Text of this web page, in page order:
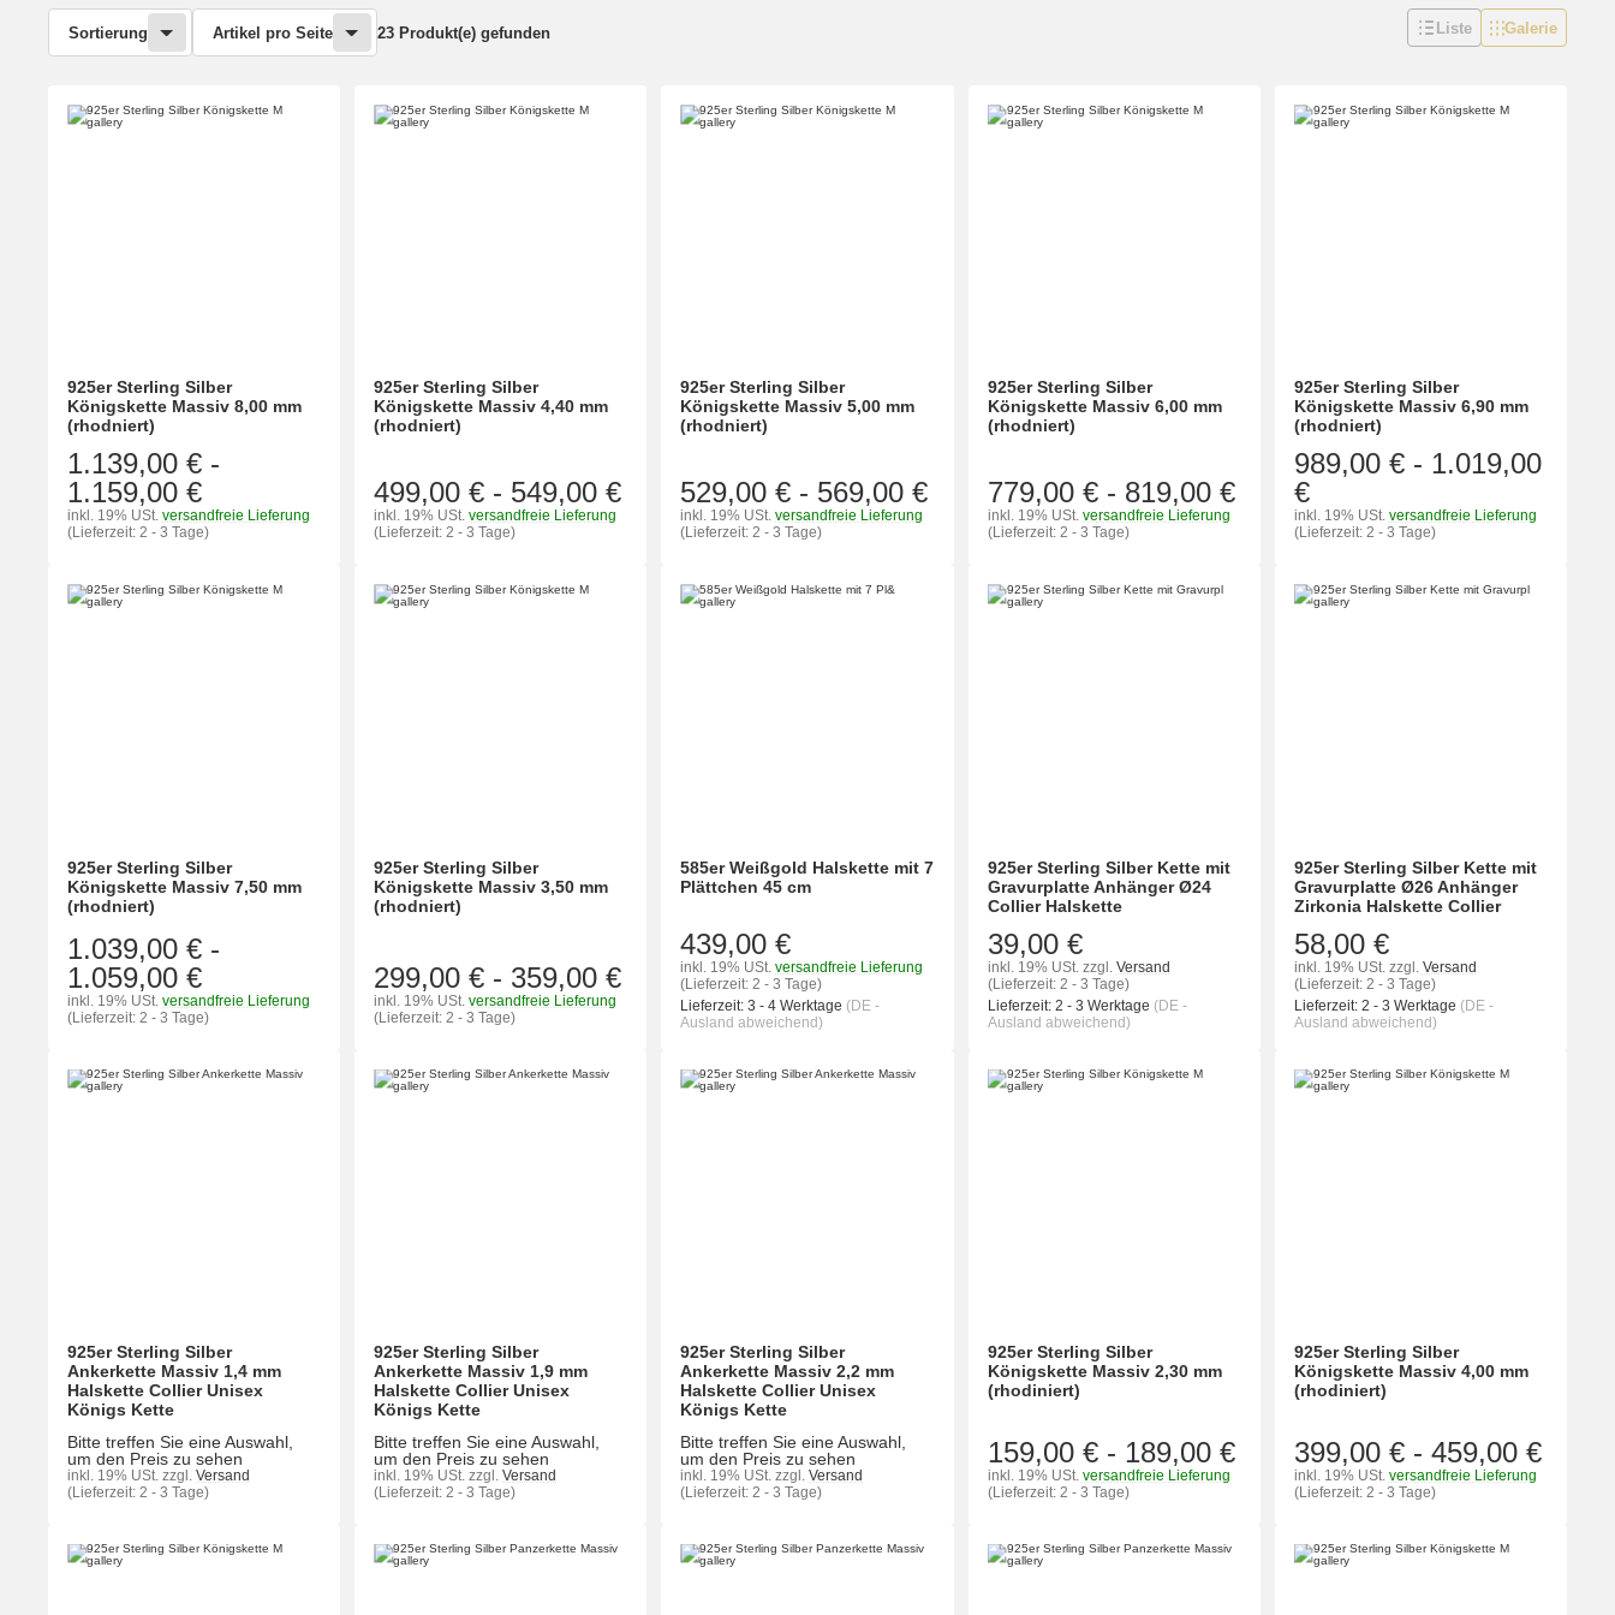
Sortierung Artikel pro Seite 23 Produkt(e) gefunden Liste Galerie
925er Sterling Silber
Königskette Massiv 8,00 mm
(rhodniert)
1.139,00 € -
1.159,00 €
inkl. 19% USt. versandfreie Lieferung
(Lieferzeit: 2 - 3 Tage)
925er Sterling Silber
Königskette Massiv 4,40 mm
(rhodniert)
499,00 € - 549,00 €
inkl. 19% USt. versandfreie Lieferung
(Lieferzeit: 2 - 3 Tage)
925er Sterling Silber
Königskette Massiv 5,00 mm
(rhodniert)
529,00 € - 569,00 €
inkl. 19% USt. versandfreie Lieferung
(Lieferzeit: 2 - 3 Tage)
925er Sterling Silber
Königskette Massiv 6,00 mm
(rhodniert)
779,00 €- 819,00 €
inkl. 19% USt. versandfreie Lieferung
(Lieferzeit: 2 - 3 Tage)
925er Sterling Silber
Königskette Massiv 6,90 mm
(rhodniert)
989,00 €- 1.019,00
€
inkl. 19% USt. versandfreie Lieferung
(Lieferzeit: 2 - 3 Tage)
925er Sterling Silber
Königskette Massiv 7,50 mm
(rhodniert)
1.039,00 € -
1.059,00 €
inkl. 19% USt. versandfreie Lieferung
(Lieferzeit: 2 - 3 Tage)
925er Sterling Silber
Königskette Massiv 3,50 mm
(rhodniert)
299,00 € - 359,00 €
inkl. 19% USt. versandfreie Lieferung
(Lieferzeit: 2 - 3 Tage)
585er Weißgold Halskette mit 7
Plättchen 45 cm
439,00 €
inkl. 19% USt. versandfreie Lieferung
(Lieferzeit: 2 - 3 Tage)
Lieferzeit: 3 - 4 Werktage (DE -
Ausland abweichend)
925er Sterling Silber Kette mit
Gravurplatte Anhänger Ø24
Collier Halskette
39,00 €
inkl. 19% USt. zzgl. Versand
(Lieferzeit: 2 - 3 Tage)
Lieferzeit: 2 - 3 Werktage (DE -
Ausland abweichend)
925er Sterling Silber Kette mit
Gravurplatte Ø26 Anhänger
Zirkonia Halskette Collier
58,00 €
inkl. 19% USt. zzgl. Versand
(Lieferzeit: 2 - 3 Tage)
Lieferzeit: 2 - 3 Werktage (DE -
Ausland abweichend)
925er Sterling Silber
Ankerkette Massiv 1,4 mm
Halskette Collier Unisex
Königs Kette
Bitte treffen Sie eine Auswahl,
um den Preis zu sehen
inkl. 19% USt. zzgl. Versand
(Lieferzeit: 2 - 3 Tage)
925er Sterling Silber
Ankerkette Massiv 1,9 mm
Halskette Collier Unisex
Königs Kette
Bitte treffen Sie eine Auswahl,
um den Preis zu sehen
inkl. 19% USt. zzgl.Versand
(Lieferzeit: 2 - 3 Tage)
925er Sterling Silber
Ankerkette Massiv 2,2 mm
Halskette Collier Unisex
Königs Kette
Bitte treffen Sie eine Auswahl,
um den Preis zu sehen
inkl. 19% USt. zzgl.Versand
(Lieferzeit: 2 - 3 Tage)
925er Sterling Silber
Königskette Massiv 2,30 mm
(rhodiniert)
159,00 €- 189,00 €
inkl. 19% USt. versandfreie Lieferung
(Lieferzeit: 2 - 3 Tage)
925er Sterling Silber
Königskette Massiv 4,00 mm
(rhodiniert)
399,00 €- 459,00 €
inkl. 19% USt. versandfreie Lieferung
(Lieferzeit: 2 - 3 Tage)